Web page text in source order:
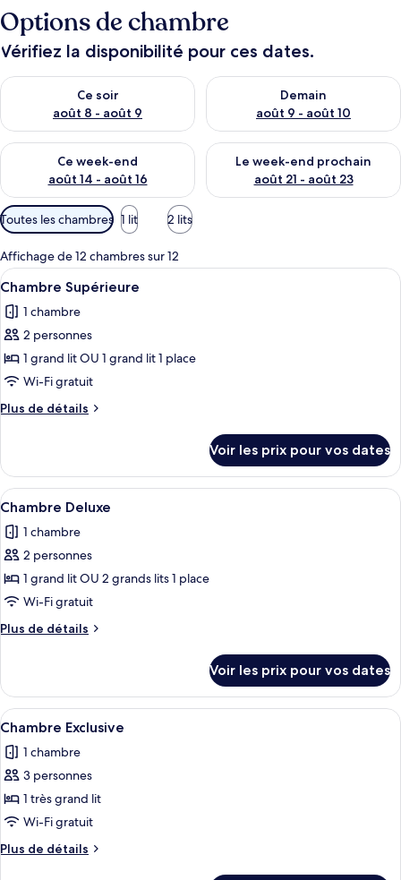
Options de chambre
Vérifiez la disponibilité pour ces dates.
Ce soir
août 8 - août 9
Vérifier la disponibilité pour ce soir août 8 - août 9
Demain
août 9 - août 10
Vérifier la disponibilité pour
Ce week-end
août 14 - août 16
Vérifier la disponibilité pour ce week-end août 14 - août 16
Le week-end prochain
août 21 - août 23
Vérifier la disponibilité pour
Filtres
disponibles
pour
les
chambres
Toutes les chambres 1 lit 2 lits
Affichage de 12 chambres sur 12
Afficher
toutes
les
photos
pour
ce
type
de
Chambre
Supérieure
Une chambre d’hôtel moderne
4
Chambre Supérieure
1 chambre
2 personnes
1 grand lit OU 1 grand lit 1 place
Wi-Fi gratuit
Plus de détails
Plus
le
type
de
Chambre
Supérieure
Voir les prix pour vos dates
Afficher
toutes
les
photos
pour
ce
type
de
Chambre
Deluxe
Une chambre moderne avec un
4
Chambre Deluxe
1 chambre
2 personnes
1 grand lit OU 2 grands lits 1 place
Wi-Fi gratuit
Plus de détails
Plus
le
type
de
Chambre
Deluxe
Voir les prix pour vos dates
Afficher
toutes
les
photos
pour
ce
type
de
Une chambre d’hôtel moderne
6
Chambre Exclusive
1 chambre
3 personnes
1 très grand lit
Wi-Fi gratuit
Plus de détails
Plus